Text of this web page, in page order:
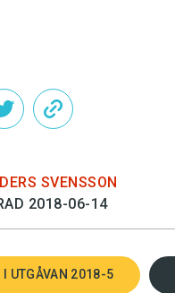
SVENSSON
2018-06-14
I UTGÅVAN 2018-5